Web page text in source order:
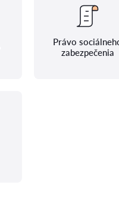
Právo
zabezpečenia